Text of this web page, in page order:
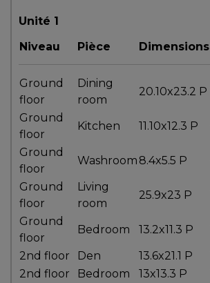
VENDRE
immobilier
Prenez
temps
d’analyser
besoins
Évaluation
en
ligne
Unité 1
Niveau
Pièce Dimensions
Ground
floor
Dining
room
20.10x23.2 P
Ground
floor
Kitchen 11.10x12.3 P
Ground
floor
Washroom 8.4x5.5 P
Ground
floor
Living
room
25.9x23 P
Ground
floor
Bedroom 13.2x11.3 P
2nd floor
Den 13.6x21.1 P
2nd floor
Bedroom 13x13.3 P